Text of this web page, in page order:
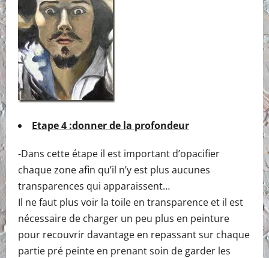
Etape 4 :donner de la profondeur
-Dans cette étape il est important d’opacifier
chaque zone afin qu’il n’y est plus aucunes
transparences qui apparaissent…
Il ne faut plus voir la toile en transparence et il est
nécessaire de charger un peu plus en peinture
pour recouvrir davantage en repassant sur chaque
partie pré peinte en prenant soin de garder les